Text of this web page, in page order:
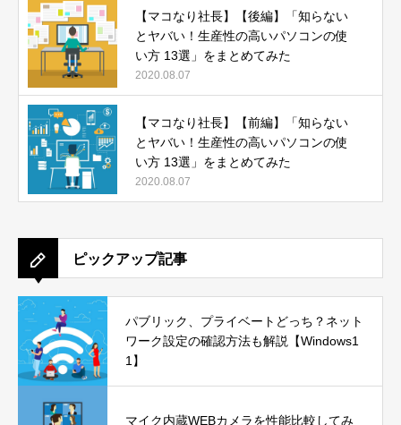
【マコなり社長】【後編】「知らない
とヤバい！生産性の高いパソコンの使
い方 13選」をまとめてみた
2020.08.07
【マコなり社長】【前編】「知らない
とヤバい！生産性の高いパソコンの使
い方 13選」をまとめてみた
2020.08.07
ピックアップ記事
パブリック、プライベートどっち？ネット
ワーク設定の確認方法も解説【Windows1
1】
マイク内蔵WEBカメラを性能比較してみ